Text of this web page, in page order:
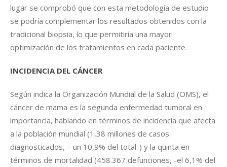
lugar se comprobó que con esta metodología de estudio
se podría complementar los resultados obtenidos con la
tradicional biopsia, lo que permitiría una mayor
optimización de los tratamientos en cada paciente.
INCIDENCIA DEL CÁNCER
Según indica la Organización Mundial de la Salud (OMS), el
cáncer de mama es la segunda enfermedad tumoral en
importancia, hablando en términos de incidencia que afecta
a la población mundial (1,38 millones de casos
diagnosticados, – un 10,9% del total-) y la quinta en
términos de mortalidad (458.367 defunciones, -el 6,1% del